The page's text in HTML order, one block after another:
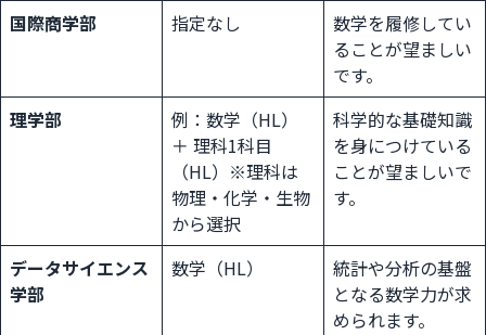
国際商学部
指定なし
数学を履修してい
ることが望ましい
です。
理学部
例：数学（HL）
＋ 理科1科目
（HL）※理科は
物理・化学・生物
から選択
科学的な基礎知識
を身につけている
ことが望ましいで
す。
データサイエンス
学部
数学（HL）
統計や分析の基盤
となる数学力が求
められます。